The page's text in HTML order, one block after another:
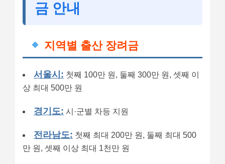
금 안내
지역별 출산 장려금
서울시: 첫째 100만 원, 둘째 300만 원, 셋째 이
상 최대 500만 원
경기도: 시·군별 차등 지원
전라남도: 첫째 최대 200만 원, 둘째 최대 500
만 원, 셋째 이상 최대 1천만 원